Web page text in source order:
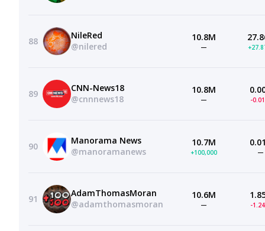
88
NileRed
@nilered
10.8M
—
89
CNN-News18
@cnnnews18
10.8M
— -
90
Manorama News
@manoramanews
10.7M
+100,000 —
91
AdamThomasMoran
@adamthomasmoran
10.6M
— -